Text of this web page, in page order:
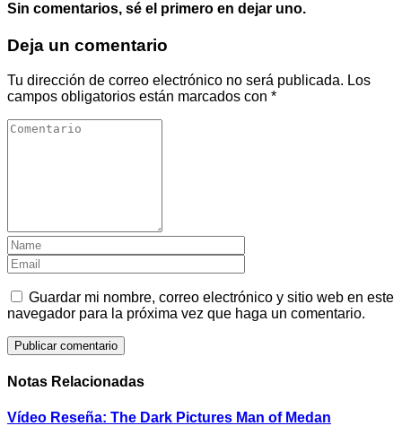
Sin comentarios, sé el primero en dejar uno.
Deja un comentario
Tu dirección de correo electrónico no será publicada. Los
campos obligatorios están marcados con *
Guardar mi nombre, correo electrónico y sitio web en este
navegador para la próxima vez que haga un comentario.
Notas Relacionadas
Vídeo Reseña: The Dark Pictures Man of Medan